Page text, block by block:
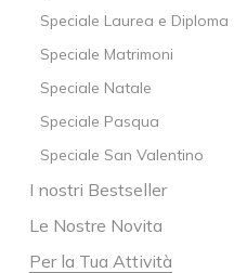
Speciale Laurea e Diploma
Speciale Matrimoni
Speciale Natale
Speciale Pasqua
Speciale San Valentino
I nostri Bestseller
Le Nostre Novita
Per la Tua Attività